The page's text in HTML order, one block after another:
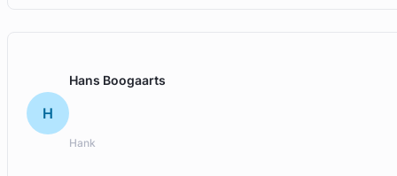
H
Hans Boogaarts
Hank